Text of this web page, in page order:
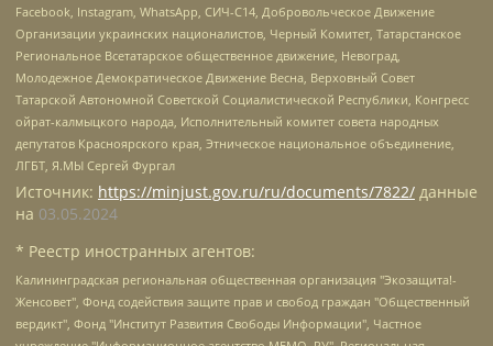
Facebook, Instagram, WhatsApp, СИЧ-С14, Добровольческое Движение
Организации украинских националистов, Черный Комитет, Татарстанское
Региональное Всетатарское общественное движение, Невоград,
Молодежное Демократическое Движение Весна, Верховный Совет
Татарской Автономной Советской Социалистической Республики, Конгресс
ойрат-калмыцкого народа, Исполнительный комитет совета народных
депутатов Красноярского края, Этническое национальное объединение,
ЛГБТ, Я.МЫ Сергей Фургал
Источник: https://minjust.gov.ru/ru/documents/7822/ данные
на 03.05.2024
* Реестр иностранных агентов:
Калининградская региональная общественная организация "Экозащита!-Женсовет", Фонд содействия защите прав и свобод граждан "Общественный вердикт", Фонд "Институт Развития Свободы Информации", Частное учреждение "Информационное агентство МЕМО. РУ", Региональная общественная организация "Общественная комиссия по сохранению наследия академика Сахарова", Фонд поддержки свободы прессы, Санкт-Петербургская общественная правозащитная организация "Гражданский контроль", Межрегиональная общественная организация "Информационно-просветительский центр "Мемориал", Региональный Фонд "Центр Защиты Прав Средств Массовой Информации", с 05.12.2023 Фонд "Центр Защиты Прав Средств массовой информации", Региональная общественная благотворительная организация помощи беженцам и мигрантам "Гражданское содействие", Негосударственное образовательное учреждение дополнительного профессионального образования (повышение квалификации) специалистов "АКАДЕМИЯ ПО ПРАВАМ ЧЕЛОВЕКА", Свердловская региональная общественная организация "Сутяжник", Автономная некоммерческая организация "Центр независимых социологических исследований", Союз общественных объединений "Российский исследовательский центр по правам человека", Региональное общественное учреждение научно-информационный центр "МЕМОРИАЛ", Некоммерческая организация "Фонд защиты гласности", Автономная некоммерческая организация "Институт прав человека", Городская общественная организация "Екатеринбургское общество "МЕМОРИАЛ", Городская общественная организация "Рязанское историко-просветительское и правозащитное общество "Мемориал" (Рязанский Мемориал), Челябинский региональный орган общественной самодеятельности – женское общественное объединение "Женщины Евразии", Челябинский региональный орган общественной самодеятельности "Уральская правозащитная группа", Фонд содействия защите здоровья и социальной справедливости имени Андрея Рылькова, Автономная Некоммерческая Организация "Аналитический Центр Юрия Левады", Автономная некоммерческая организация социальной поддержки населения "Проект Апрель", Региональная общественная организация помощи женщинам и детям, находящимся в кризисной ситуации "Информационно-методический центр "Анна", Фонд содействия развитию массовых коммуникаций и правовому просвещению "Так-так-Так", Фонд содействия устойчивому развитию "Серебряная тайга", Свердловский региональный общественный фонд социальных проектов "Новое время", "Idel.Реалии", Кавказ.Реалии, Крым.Реалии, Телеканал Настоящее Время, Татаро-башкирская служба Радио Свобода (Azatliq Radiosi), Радио Свободная Европа/Радио Свобода (PCE/PC), "Сибирь.Реалии", "Фактограф", Благотворительный фонд помощи осужденным и их семьям, Автономная некоммерческая организация "Институт глобализации и социальных движений", Фонд "В защиту прав заключенных", Частное учреждение "Центр поддержки и содействия развитию средств массовой информации", Пензенский региональный общественный благотворительный фонд "Гражданский союз", "Север.Реалии", Некоммерческая организация Фонд "Правовая инициатива", Общество с ограниченной ответственностью "Радио Свободная Европа/Радио Свобода", Чешское информационное агентство "MEDIUM-ORIENT", Красноярская региональная общественная организация "Мы против СПИДа", Камалягин Денис Николаевич, Маркелов Сергей Евгеньевич, Пономарев Лев Александрович, Савицкая Людмила Алексеевна, Автономная некоммерческая организация "Центр по работе с проблемой насилия "НАСИЛИЮ.НЕТ", Межрегиональный профессиональный союз работников здравоохранения "Альянс врачей", Юридическое лицо, зарегистрированное в Латвийской Республике, SIA "Medusa Project" (регистрационный номер 40103797863, дата регистрации 10.06.2014), Некоммерческая организация "Фонд по борьбе с коррупцией", Автономная некоммерческая организация "Институт права и публичной политики", Баданин Роман Сергеевич, Гликин Максим Александрович, Железнова Мария Михайловна, Лукьянова Юлия Сергеевна, Маетная Елизавета Витальевна, Маняхин Петр Борисович, Чуракова Ольга Владимировна, Ярош Юлия Петровна, Юридическое лицо "The Insider SIA", зарегистрированное в Риге, Латвийская Республика (дата регистрации 26.06.2015), являющееся администратором доменного имени интернет-издания "The Insider SIA", https://theins.ru, Постернак Алексей Евгеньевич, Рубин Михаил Аркадьевич, Анин Роман Александрович, Юридическое лицо Istories fonds, зарегистрированное в Латвийской Республике (регистрационный номер 50008295751, дата регистрации 24.02.2020), Великовский Дмитрий Александрович, Долинина Ирина Николаевна, Мароховская Алеся Алексеевна, Шлейнов Роман Юрьевич, Шмагун Олеся Валентиновна, Общество с ограниченной ответственностью "Альтаир 2021", Общество с ограниченной ответственностью "Вега 2021", Общество с ограниченной ответственностью "Главный редактор 2021", Общество с ограниченной ответственностью "Ромашки монолит", Важенков Артем Валерьевич, Ивановская областная общественная организация "Центр гендерных исследований", Гурман Юрий Альбертович, Медиапроект "ОВД-Инфо", Егоров Владимир Владимирович, Жилинский Владимир Александрович, Общество с ограниченной ответственностью "ЗП", Иванова София Юрьевна, Карезина Инна Павловна, Кильтау Екатерина Викторовна, Петров Алексей Викторович, Пискунов Сергей Евгеньевич, Смирнов Сергей Сергеевич, Тихонов Михаил Сергеевич, Общество с ограниченной ответственностью "ЖУРНАЛИСТ-ИНОСТРАННЫЙ АГЕНТ", Арапова Галина Юрьевна, Вольтская Татьяна Анатольевна, Американская компания "Mason G.E.S. Anonymous Foundation" (США), являющаяся владельцем интернет-издания https://mnews.world/, Компания "Stichting Bellingcat", зарегистрированная в Нидерландах (дата регистрации 11.07.2018), Захаров Андрей Вячеславович, Клепиковская Екатерина Дмитриевна, Общество с ограниченной ответственностью "МЕМО", Перл Роман Александрович, Симонов Евгений Алексеевич, Соловьева Елена Анатольевна, Сотников Даниил Владимирович, Сурначева Елизавета Дмитриевна, Автономная некоммерческая организация по защите прав человека и информированию населения "Якутия – Наше Мнение", Общество с ограниченной ответственностью "Москоу диджитал медиа", с 26.01.2023 Общество с ограниченной ответственностью "Чайка Белые сады", Ветошкина Валерия Валерьевна, Заговора Максим Александрович, Межрегиональное общественное движение "Российская ЛГБТ - сеть", Оленичев Максим Владимирович, Павлов Иван Юрьевич, Скворцова Елена Сергеевна, Общество с ограниченной ответственностью "Как бы инагент", Кочетков Игорь Викторович, Общество с ограниченной ответственностью "Честные выборы", Еланчик Олег Александрович, Общество с ограниченной ответственностью "Нобелевский призыв", Гималова Регина Эмилевна, Григорьев Андрей Валерьевич, Григорьева Алина Александровна, Ассоциация по содействию защите прав призывников, альтернативнослужащих и военнослужащих "Правозащитная группа "Гражданин.Армия.Право", Хисамова Регина Фаритовна, Автономная некоммерческая организация по реализации социально-правовых программ "Лилит", Дальневосточное общественное движение "Маяк", Санкт-Петербургская ЛГБТ-инициативная группа "Выход", Инициативная группа ЛГБТ+ "Реверс", Алексеев Андрей Викторович, Бекбулатова Таисия Львовна, Беляев Иван Михайлович, Владыкина Елена Сергеевна, Гельман Марат Александрович, Никульшина Вероника Юрьевна, Толоконникова Надежда Андреевна, Шендерович Виктор Анатольевич, Общество с ограниченной ответственностью "Данное сообщение", Общество с ограниченной ответственностью Издательский дом "Новая глава", Айнбиндер Александра Александровна, Московский комьюнити-центр для ЛГБТ+инициатив, Благотворительный фонд развития филантропии, Deutsche Welle (Германия, Kurt-Schumacher-Strasse 3, 53113 Bonn), Борзунова Мария Михайловна, Воробьев Виктор Викторович, Голубева Анна Львовна, Константинова Алла Михайловна, Малкова Ирина Владимировна, Мурадов Мурад Абдулгалимович, Осетинская Елизавета Николаевна, Понасенков Евгений Николаевич, Ганапольский Матвей Юрьевич, Киселев Евгений Алексеевич, Борухович Ирина Григорьевна, Дремин Иван Тимофеевич, Дубровский Дмитрий Викторович, Красноярская региональная общественная организация поддержки и развития альтернативных образовательных технологий и межкультурных коммуникаций "ИНТЕРРА", Маяковская Екатерина Алексеевна, Фейгин Марк Захарович, Филимонов Андрей Викторович, Дзугкоева Регина Николаевна, Доброхотов Роман Александрович, Дудь Юрий Александрович, Елкин Сергей Владимирович, Кругликов Кирилл Игоревич, Сабунаева Мария Леонидовна, Семенов Алексей Владимирович, Шаинян Карен Багратович, Шульман Екатерина Михайловна, Асафьев Артур Валерьевич, Вахштайн Виктор Семенович, Венедиктов Алексей Алексеевич, Лушникова Екатерина Евгеньевна, Волков Леонид Михайлович, Невзоров Александр Глебович, Пархоменко Сергей Борисович, Сироткин Ярослав Николаевич, Кара-Мурза Владимир Владимирович, Баранова Наталья Владимировна, Гозман Леонид Яковлевич, Кагарлицкий Борис Юльевич, Климарев Михаил Валерьевич, Милов Владимир Станиславович, Автономная некоммерческая организация Краснодарский центр современного искусства "Типография", Моргенштерн Алишер Тагирович, Соболь Любовь Эдуардовна, Общество с ограниченной ответственностью "ЛИЗА НОРМ", Каспаров Гарри Кимович, Ходорковский Михаил Борисович, Общество с ограниченной ответственностью "Апрельские тезисы", Данилович Ирина Брониславовна, Кашин Олег Владимирович, Петров Николай Владимирович, Пивоваров Алексей Владимирович, Соколов Михаил Владимирович, Цветкова Юлия Владимировна, Чичваркин Евгений Александрович, Комитет против пыток/Команда против пыток, Общество с ограниченной ответственностью "Первый научный", Общество с ограниченной ответственностью "Вертолет и ко", Белоцерковская Вероника Борисовна, Кац Максим Евгеньевич, Лазарева Татьяна Юрьевна, Шаведдинов Руслан Табризович, Яшин Илья Валерьевич, Общество с ограниченной ответственностью "Иноагент ААВ", Алешковский Дмитрий Петрович, Альбац Евгения Марковна, Быков Дмитрий Львович, Галямина Юлия Евгеньевна, Лойко Сергей Леонидович, Мартынов Кирилл Константинович, Медведев Сергей Александрович, Крашенинников Федор Геннадиевич, Гордеева Катерина Вл